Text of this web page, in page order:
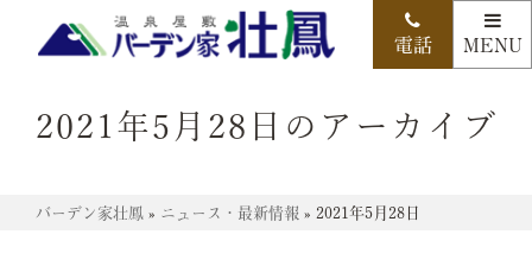
2021年5月28日のアーカイブ
バーデン家壮鳳 » ニュース・最新情報 » 2021年5月28日